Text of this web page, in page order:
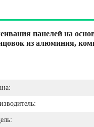
панелей на
из алюминия,